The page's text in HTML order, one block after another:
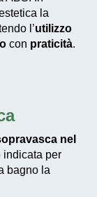
la
l’utilizzo
con praticità.
nel
indicata per
bagno la